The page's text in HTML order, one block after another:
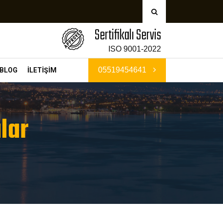
Sertifikalı Servis
ISO 9001-2022
BLOG İLETİŞİM 05519454641